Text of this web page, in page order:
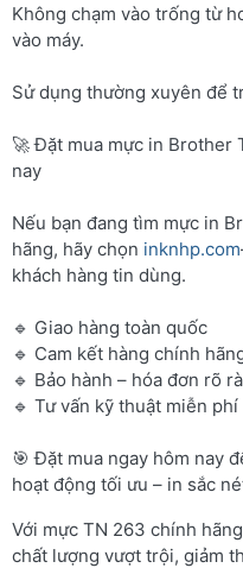
Không chạm vào trống từ
vào máy.
Sử dụng thường xuyên để
🚀 Đặt mua mực in Brother
nay
Nếu bạn đang tìm mực in
hãng, hãy chọn inknhp.com
khách hàng tin dùng.
🔹 Giao hàng toàn quốc
🔹 Cam kết hàng chính
🔹 Bảo hành – hóa đơn rõ
🔹 Tư vấn kỹ thuật miễn phí
🎯 Đặt mua ngay hôm nay
hoạt động tối ưu – in sắc
Với mực TN 263 chính
chất lượng vượt trội, giảm